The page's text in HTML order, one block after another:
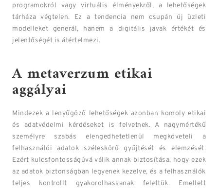
programokról vagy virtuális élményekről, a lehetőségek
tárháza végtelen. Ez a tendencia nem csupán új üzleti
modelleket generál, hanem a digitális javak értékét és
jelentőségét is átértelmezi.
A metaverzum etikai
aggályai
Mindezek a lenyűgöző lehetőségek azonban komoly etikai
és adatvédelmi kérdéseket is felvetnek. A nagymértékű
személyre szabás elengedhetetlenül megköveteli a
felhasználói adatok széleskörű gyűjtését és elemzését.
Ezért kulcsfontosságúvá válik annak biztosítása, hogy ezek
az adatok biztonságban legyenek kezelve, és a felhasználók
teljes kontrollt gyakorolhassanak felettük. Emellett